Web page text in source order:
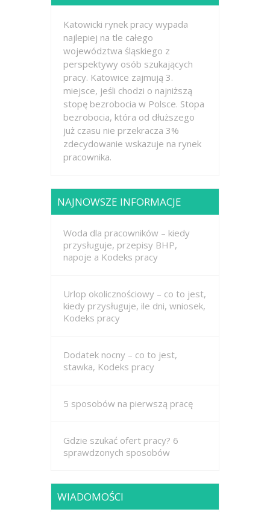
Katowicki rynek pracy wypada
najlepiej na tle całego
województwa śląskiego z
perspektywy osób szukających
pracy. Katowice zajmują 3.
miejsce, jeśli chodzi o najniższą
stopę bezrobocia w Polsce. Stopa
bezrobocia, która od dłuższego
już czasu nie przekracza 3%
zdecydowanie wskazuje na rynek
pracownika.
NAJNOWSZE INFORMACJE
Woda dla pracowników – kiedy
przysługuje, przepisy BHP,
napoje a Kodeks pracy
Urlop okolicznościowy – co to jest,
kiedy przysługuje, ile dni, wniosek,
Kodeks pracy
Dodatek nocny – co to jest,
stawka, Kodeks pracy
5 sposobów na pierwszą pracę
Gdzie szukać ofert pracy? 6
sprawdzonych sposobów
WIADOMOŚCI